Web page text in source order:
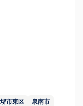
堺市東区
泉南市